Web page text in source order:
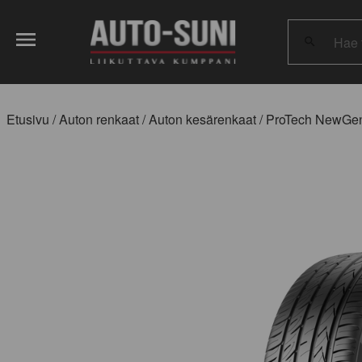
tuotteita:
Etusivu /Auton renkaat/Auton kesärenkaat/ ProTech